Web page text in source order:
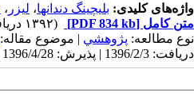
واژه‌های کلیدی: بلیچینگ دندان​ها، لیزر ،
متن کامل [PDF 834 kb]
(۱۳۹۲ دریافت)
نوع مطالعه: پژوهشي | موضوع مقاله:
دریافت: 1396/2/3 | پذیرش: 1396/4/28 | انتشار: 1396/5/18